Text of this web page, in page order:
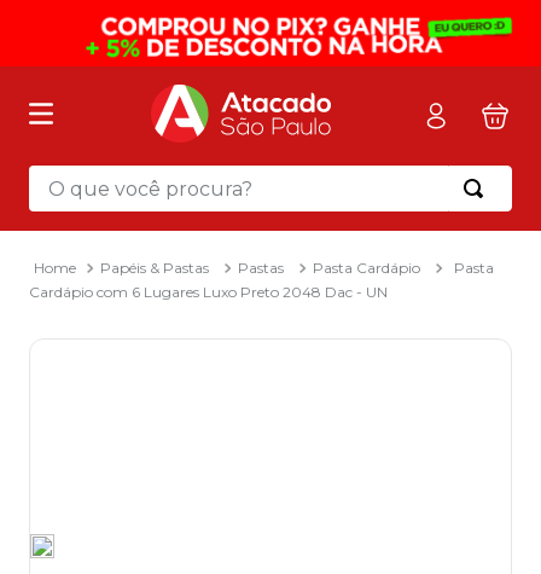
O que você procura?
Papéis & Pastas Pastas Pasta Cardápio
Pasta
Cardápio com 6 Lugares Luxo Preto 2048 Dac - UN
Termos mais buscados
mochila
2º sacola
3º mala
8